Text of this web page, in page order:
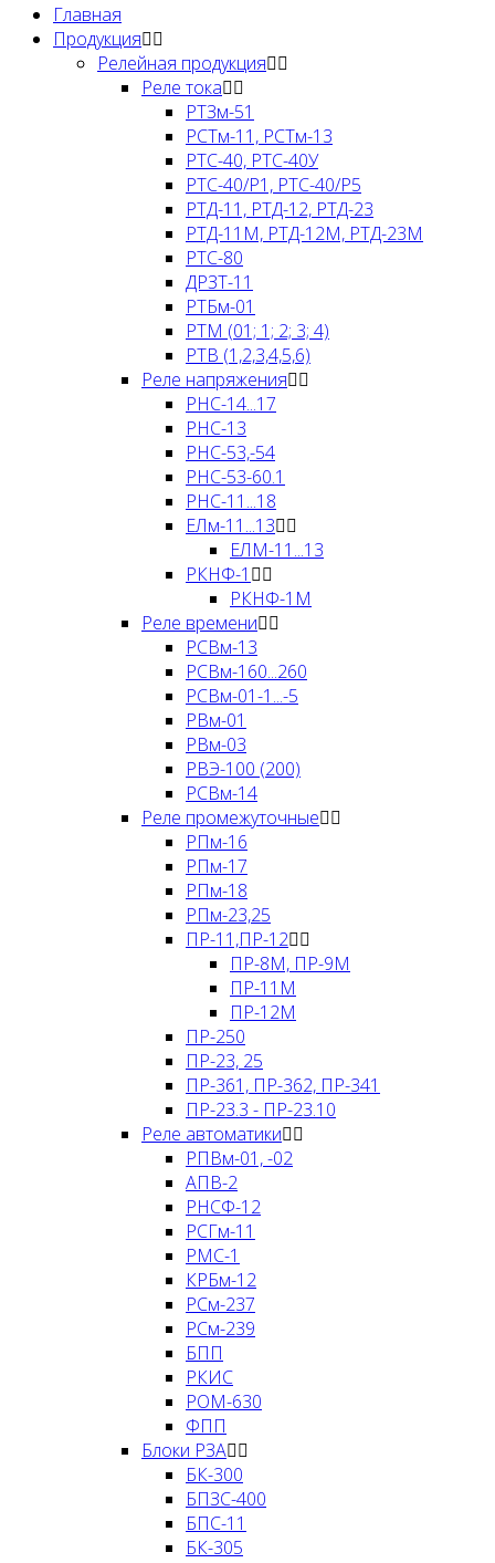
Главная
Продукция
Релейная продукция
Реле тока
РТЗм-51
РСТм-11, РСТм-13
РТС-40, РТС-40У
РТС-40/Р1, РТС-40/Р5
РТД-11, РТД-12, РТД-23
РТД-11М, РТД-12М, РТД-23М
РТС-80
ДРЗТ-11
РТБм-01
РТМ (01; 1; 2; 3; 4)
РТВ (1,2,3,4,5,6)
Реле напряжения
РНC-14...17
РНC-13
РНC-53,-54
РНC-53-60.1
РНC-11...18
ЕЛм-11...13
ЕЛМ-11...13
РКНФ-1
РКНФ-1М
Реле времени
РСВм-13
РСВм-160...260
РСВм-01-1...-5
РВм-01
РВм-03
РВЭ-100 (200)
РСВм-14
Реле промежуточные
РПм-16
РПм-17
РПм-18
РПм-23,25
ПР-11,ПР-12
ПР-8М, ПР-9М
ПР-11М
ПР-12М
ПР-250
ПР-23, 25
ПР-361, ПР-362, ПР-341
ПР-23.3 - ПР-23.10
Реле автоматики
РПВм-01, -02
АПВ-2
РНCФ-12
РСГм-11
РМС-1
КРБм-12
РСм-237
РСм-239
БПП
РКИС
РОМ-630
ФПП
Блоки РЗА
БК-300
БПЗС-400
БПС-11
БК-305